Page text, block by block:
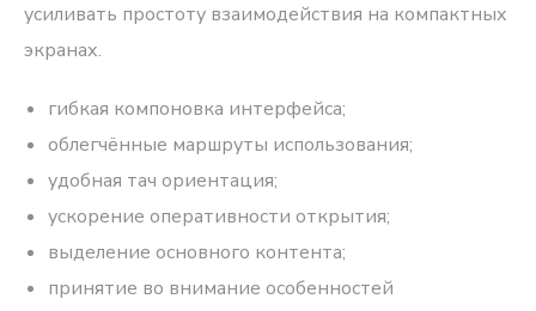
усиливать простоту взаимодействия на компактных
экранах.
гибкая компоновка интерфейса;
облегчённые маршруты использования;
удобная тач ориентация;
ускорение оперативности открытия;
выделение основного контента;
принятие во внимание особенностей